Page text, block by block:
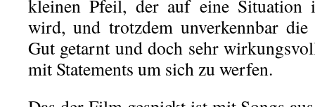
kleinen Pfeil, der auf eine Situation
wird, und trotzdem unverkennbar
Gut getarnt und doch sehr
mit Statements um sich zu werfen.